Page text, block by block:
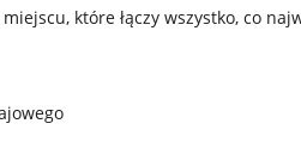
miejscu, które łączy wszystko, co